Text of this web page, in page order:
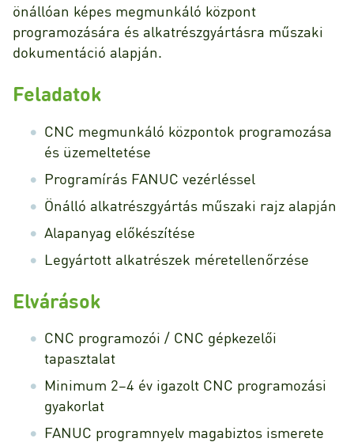
önállóan képes megmunkáló központ
programozására és alkatrészgyártásra műszaki
dokumentáció alapján.
Feladatok
CNC megmunkáló központok programozása
és üzemeltetése
Programírás FANUC vezérléssel
Önálló alkatrészgyártás műszaki rajz alapján
Alapanyag előkészítése
Legyártott alkatrészek méretellenőrzése
Elvárások
CNC programozói / CNC gépkezelői
tapasztalat
Minimum 2–4 év igazolt CNC programozási
gyakorlat
FANUC programnyelv magabiztos ismerete